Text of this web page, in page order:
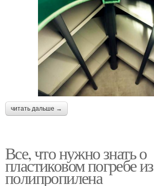
читать дальше →
Все, что нужно знать о
пластиковом погребе из
полипропилена